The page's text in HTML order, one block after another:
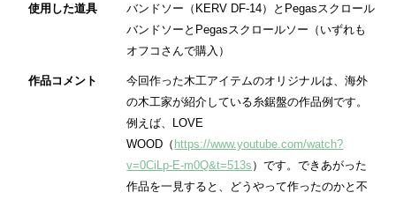
使用した道具
バンドソー（KERV DF-14）とPegasスクロール
バンドソーとPegasスクロールソー（いずれも
オフコさんで購入）
作品コメント
今回作った木工アイテムのオリジナルは、海外
の木工家が紹介している糸鋸盤の作品例です。
例えば、LOVE
WOOD（ https://www.youtube.com/watch?
v=0CiLp-E-m0Q&t=513s ）です。できあがった
作品を一見すると、どうやって作ったのかと不